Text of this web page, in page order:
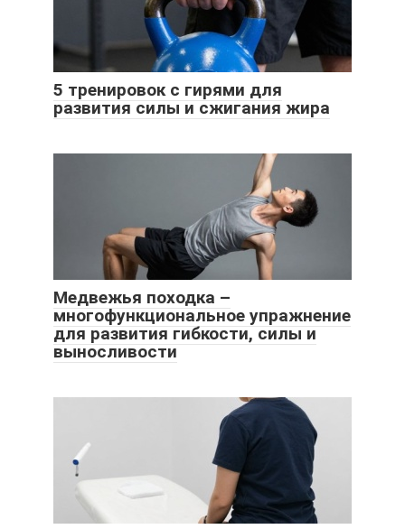
5 тренировок с гирями для
развития силы и сжигания жира
Медвежья походка –
многофункциональное упражнение
для развития гибкости, силы и
выносливости